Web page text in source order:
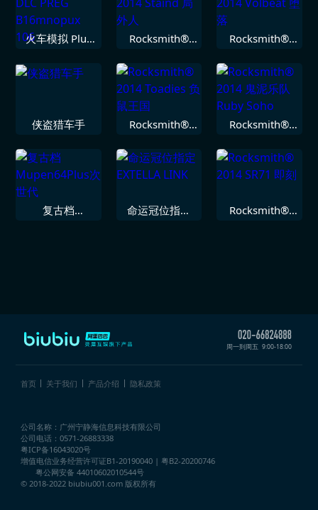
火车模拟 Plus
B16mnopux
Rocksmith®
外人
Rocksmith®
堕落
侠盗猎车手
Rocksmith®
负鼠王国
Rocksmith®
Ruby Soho
复古档
命运冠位指定
Rocksmith®
周一到周五 9:00-18:00
首页 关于我们 产品介绍 隐私政策
公司名称：广州宁静海信息科技有限公司
公司电话：0571-26883338
粤ICP备16043020号
增值电信业务经营许可证B1-20190040 | 粤B2-20200746
粤公网安备 44010602010544号
© 2018-2022 biubiu001.com 版权所有